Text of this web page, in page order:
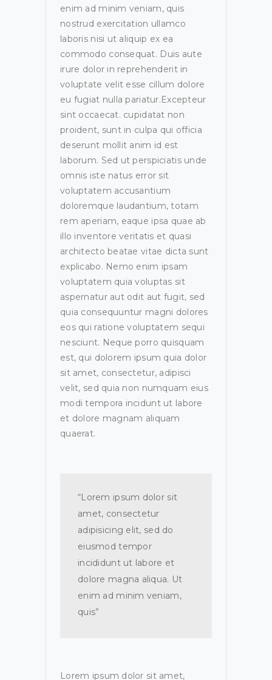
enim ad minim veniam, quis
nostrud exercitation ullamco
laboris nisi ut aliquip ex ea
commodo consequat. Duis aute
irure dolor in reprehenderit in
voluptate velit esse cillum dolore
eu fugiat nulla pariatur.Excepteur
sint occaecat. cupidatat non
proident, sunt in culpa qui officia
deserunt mollit anim id est
laborum. Sed ut perspiciatis unde
omnis iste natus error sit
voluptatem accusantium
doloremque laudantium, totam
rem aperiam, eaque ipsa quae ab
illo inventore veritatis et quasi
architecto beatae vitae dicta sunt
explicabo. Nemo enim ipsam
voluptatem quia voluptas sit
aspernatur aut odit aut fugit, sed
quia consequuntur magni dolores
eos qui ratione voluptatem sequi
nesciunt. Neque porro quisquam
est, qui dolorem ipsum quia dolor
sit amet, consectetur, adipisci
velit, sed quia non numquam eius
modi tempora incidunt ut labore
et dolore magnam aliquam
quaerat.
“Lorem ipsum dolor sit
amet, consectetur
adipisicing elit, sed do
eiusmod tempor
incididunt ut labore et
dolore magna aliqua. Ut
enim ad minim veniam,
quis”
Lorem ipsum dolor sit amet,